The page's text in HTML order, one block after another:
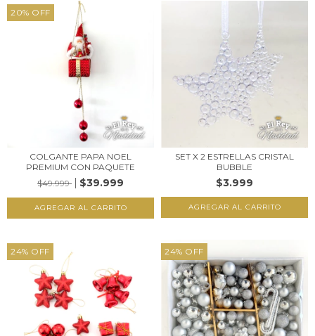
20% OFF
COLGANTE PAPA NOEL
PREMIUM CON PAQUETE
$49.999
$39.999
SET X 2 ESTRELLAS CRISTAL
BUBBLE
$3.999
24% OFF 24% OFF